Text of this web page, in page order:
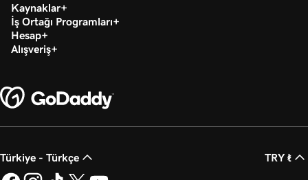
Kaynaklar
İş Ortağı Programları
Hesap
Alışveriş
Türkiye - Türkçe TRY ₺